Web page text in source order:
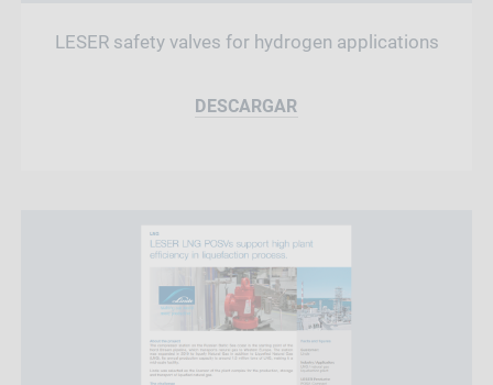
LESER safety valves for hydrogen applications
DESCARGAR